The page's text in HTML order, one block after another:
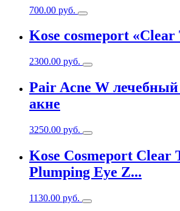
700.00 руб.
Kose cosmeport
2300.00 руб.
Pair Acne W
акне
3250.00 руб.
Kose Cosmeport Clear
Plumping Eye Z...
1130.00 руб.